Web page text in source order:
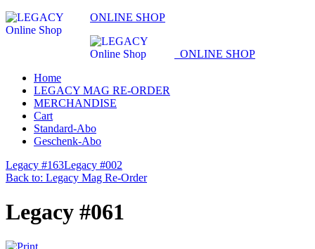
ONLINE SHOP
ONLINE SHOP
Home
LEGACY MAG RE-ORDER
MERCHANDISE
Cart
Standard-Abo
Geschenk-Abo
Legacy #163Legacy #002
Back to: Legacy Mag Re-Order
Legacy #061